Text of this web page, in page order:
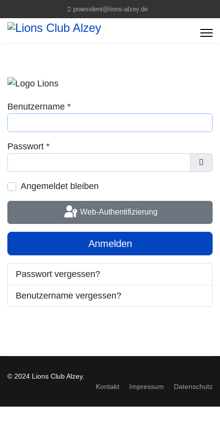
praesident@lions-alzey.de
Benutzername *
Passwort *
Angemeldet bleiben
Web-Authentifizierung
Anmelden
Passwort vergessen?
Benutzername vergessen?
© 2024 Lions Club Alzey.
Kontakt
Impressum Datenschutz